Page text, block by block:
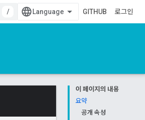
/
GITHUB 로그인
이 페이지의 내용
요약
공개 속성